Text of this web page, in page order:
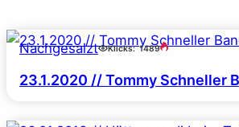
Nachgesalzt Klicks: 1489
23.1.2020 // Tommy Schneller